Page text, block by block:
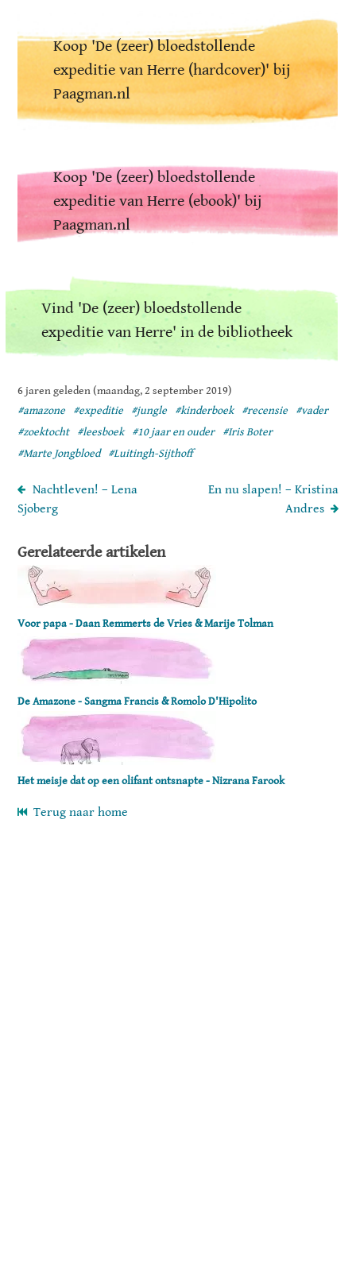
Koop 'De (zeer) bloedstollende
expeditie van Herre (hardcover)' bij
Paagman.nl
Koop 'De (zeer) bloedstollende
expeditie van Herre (ebook)' bij
Paagman.nl
Vind 'De (zeer) bloedstollende
expeditie van Herre' in de bibliotheek
6 jaren geleden (maandag, 2 september 2019)
#amazone
#expeditie #jungle #kinderboek #recensie
#vader
#zoektocht
#leesboek #10 jaar en ouder
#Iris Boter
#Marte Jongbloed
#Luitingh-Sijthoff
Nachtleven! – Lena
Sjoberg
En nu slapen! – Kristina
Andres
Gerelateerde artikelen
Voor papa - Daan Remmerts de Vries & Marije Tolman
De Amazone - Sangma Francis & Romolo D'Hipolito
Het meisje dat op een olifant ontsnapte - Nizrana Farook
Terug naar home